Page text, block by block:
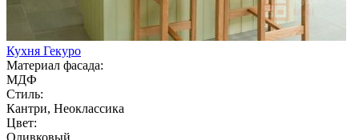
Кухня Гекуро
Материал фасада:
МДФ
Стиль:
Кантри, Неоклассика
Цвет:
Оливковый